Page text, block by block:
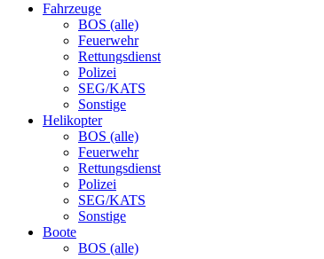
Fahrzeuge
BOS (alle)
Feuerwehr
Rettungsdienst
Polizei
SEG/KATS
Sonstige
Helikopter
BOS (alle)
Feuerwehr
Rettungsdienst
Polizei
SEG/KATS
Sonstige
Boote
BOS (alle)